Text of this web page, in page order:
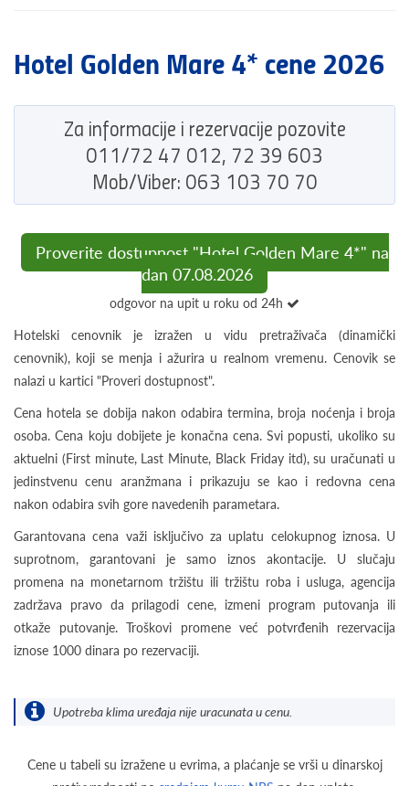
Hotel Golden Mare 4* cene 2026
Za informacije i rezervacije pozovite
011/72 47 012, 72 39 603
Mob/Viber: 063 103 70 70
Proverite dostupnost "Hotel Golden Mare 4*" na
dan 07.08.2026
odgovor na upit u roku od 24h
Hotelski cenovnik je izražen u vidu pretraživača (dinamički
cenovnik), koji se menja i ažurira u realnom vremenu. Cenovik se
nalazi u kartici "Proveri dostupnost".
Cena hotela se dobija nakon odabira termina, broja noćenja i broja
osoba. Cena koju dobijete je konačna cena. Svi popusti, ukoliko su
aktuelni (First minute, Last Minute, Black Friday itd), su uračunati u
jedinstvenu cenu aranžmana i prikazuju se kao i redovna cena
nakon odabira svih gore navedenih parametara.
Garantovana cena važi isključivo za uplatu celokupnog iznosa. U
suprotnom, garantovani je samo iznos akontacije. U slučaju
promena na monetarnom tržištu ili tržištu roba i usluga, agencija
zadržava pravo da prilagodi cene, izmeni program putovanja ili
otkaže putovanje. Troškovi promene već potvrđenih rezervacija
iznose 1000 dinara po rezervaciji.
Upotreba klima uređaja nije uracunata u cenu.
Cene u tabeli su izražene u evrima, a plaćanje se vrši u dinarskoj